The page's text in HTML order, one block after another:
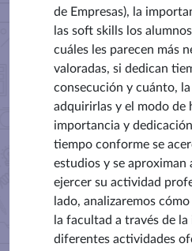
de Empresas), la
las soft skills los
cuáles les parecen más
valoradas, si dedican
consecución y cuánto,
adquirirlas y el modo de
importancia y
tiempo conforme se
estudios y se aproximan
ejercer su actividad
lado, analizaremos
la facultad a través de
diferentes actividades